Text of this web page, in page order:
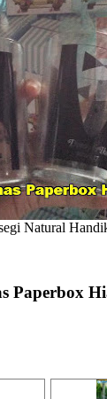
Natural
Paperbox